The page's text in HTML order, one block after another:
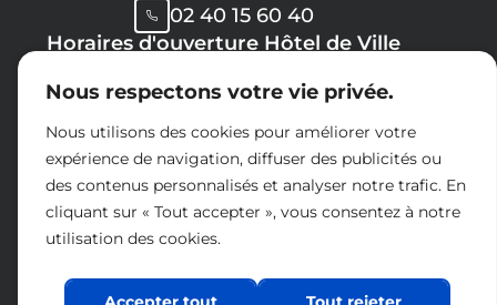
Nous respectons votre vie privée.
Nous utilisons des cookies pour améliorer votre
expérience de navigation, diffuser des publicités ou
des contenus personnalisés et analyser notre trafic. En
cliquant sur « Tout accepter », vous consentez à notre
utilisation des cookies.
02 40 15 60 40
Horaires d'ouverture Hôtel de Ville
Lundi, Mercredi, Jeudi, Vendredi :
08h30 -> 12h00
13h30 -> 17h30
Mardi :
8h30 -> 12h00
14h30 -> 17h30
Samedi :
09h00 -> 12h00
Charte réseaux sociaux